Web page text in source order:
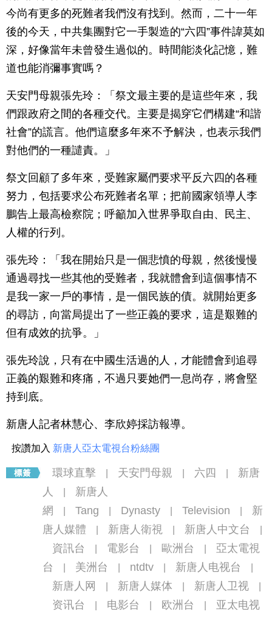
今尚有更多的死難者我們沒有找到。然而，二十一年
後的今天，中共集團對它一手製造的“六四”事件諱莫如
深，好像當年未曾發生過似的。時間能淡化記憶，難
道也能消彌事實嗎？
天安門母親張先玲：「祭文最主要的是這些年來，我
們跟政府之間的各種交代。主要是揭穿它們構建“和諧
社會”的謊言。他們這麼多年來不予解決，也表示我們
對他們的一種譴責。」
祭文回顧了多年來，受難家屬們要求平反六四的各種
努力，包括要求公布死難者名單；把前國家領導人李
鵬告上最高檢察院；呼籲加入世界爭取自由、民主、
人權的行列。
張先玲：「我在開始只是一個悲憤的母親，然後慢慢
通過尋找一些其他的受難者，我就體會到這個事情不
是我一家一戶的事情，是一個民族的債。就開始更多
的尋訪，向當局提出了一些正義的要求，這是艱難的
但有成效的抗爭。」
張先玲說，只有在中國生活過的人，才能體會到追尋
正義的艱難和疼痛，不過只要她們一息尚存，將會堅
持到底。
新唐人記者林慧心、李欣婷採訪報導。
按讚加入 新唐人亞太電視台粉絲團
環球直擊 天安門母親 六四
新唐
人
新唐人
網
Tang Dynasty Television
新
唐人媒體
新唐人衛視 新唐人中文台
資訊台 電影台 歐洲台
亞太電視
台
美洲台 ntdtv 新唐人电视台
新唐人网 新唐人媒体 新唐人卫视
资讯台 电影台 欧洲台
亚太电视